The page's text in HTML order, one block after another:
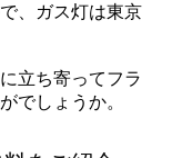
、ガス灯は東京
立ち寄ってフラ
でしょうか。